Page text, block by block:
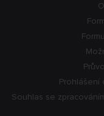
Prohlášení
Souhlas se